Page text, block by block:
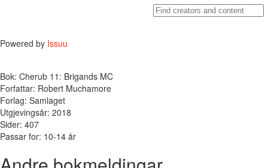
Powered by Issuu
Bok: Cherub 11: Brigands MC
Forfattar: Robert Muchamore
Forlag: Samlaget
Utgjevingsår: 2018
Sider: 407
Passar for: 10-14 år